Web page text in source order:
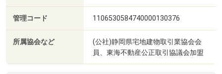
管理コード 1106530584740000130376
所属協会など
(公社)静岡県宅地建物取引業協会会
員、東海不動産公正取引協議会加盟